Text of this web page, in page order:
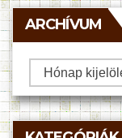
ARCHÍVUM
Archívum